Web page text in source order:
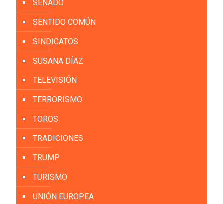
SENADO
SENTIDO COMÚN
SINDICATOS
SUSANA DÍAZ
TELEVISIÓN
TERRORISMO
TOROS
TRADICIONES
TRUMP
TURISMO
UNIÓN EUROPEA